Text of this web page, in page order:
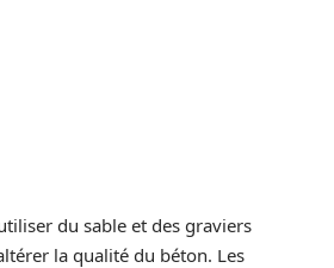
du sable et des graviers
la qualité du béton. Les